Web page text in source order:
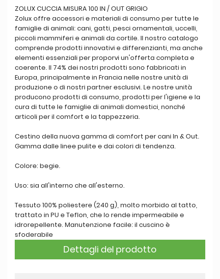
ZOLUX CUCCIA MISURA 100 IN / OUT GRIGIO
Zolux offre accessori e materiali di consumo per tutte le
famiglie di animali: cani, gatti, pesci ornamentali, uccelli,
piccoli mammiferi e animali da cortile. Il nostro catalogo
comprende prodotti innovativi e differenzianti, ma anche
elementi essenziali per proporvi un'offerta completa e
coerente. Il 74% dei nostri prodotti sono fabbricati in
Europa, principalmente in Francia nelle nostre unità di
produzione o di nostri partner esclusivi. Le nostre unità
producono prodotti di consumo, prodotti per l'igiene e la
cura di tutte le famiglie di animali domestici, nonché
articoli per il comfort e la tappezzeria.
Cestino della nuova gamma di comfort per cani In & Out.
Gamma dalle linee pulite e dai colori di tendenza.
Colore: begie.
Uso: sia all'interno che all'esterno.
Tessuto 100% poliestere (240 g), molto morbido al tatto,
trattato in PU e Teflon, che lo rende impermeabile e
idrorepellente. Manutenzione facile: il cuscino è
sfoderabile
Dettagli del prodotto